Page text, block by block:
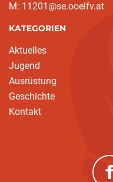
M: 11201@se.ooelfv.at
KATEGORIEN
Aktuelles
Jugend
Ausrüstung
Geschichte
Kontakt